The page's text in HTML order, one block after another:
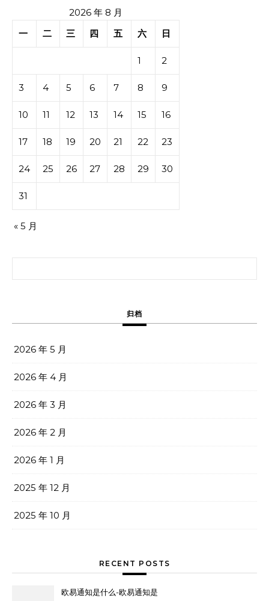
2026 年 8 月
一
二 三 四 五 六 日
1 2
3 4 5 6 7 8 9
10 11 12 13 14 15 16
17 18 19 20 21 22 23
24 25 26 27 28 29 30
31
« 5 月
归档
2026 年 5 月
2026 年 4 月
2026 年 3 月
2026 年 2 月
2026 年 1 月
2025 年 12 月
2025 年 10 月
RECENT POSTS
欧易通知是什么-欧易通知是